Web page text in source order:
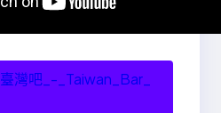
臺灣吧_-_Taiwan_Bar_